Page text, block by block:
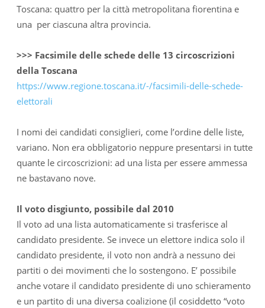
Toscana: quattro per la città metropolitana fiorentina e
una per ciascuna altra provincia.
>>> Facsimile delle schede delle 13 circoscrizioni
della Toscana
https://www.regione.toscana.it/-/facsimili-delle-schede-
elettorali
I nomi dei candidati consiglieri, come l’ordine delle liste,
variano. Non era obbligatorio neppure presentarsi in tutte
quante le circoscrizioni: ad una lista per essere ammessa
ne bastavano nove.
Il voto disgiunto, possibile dal 2010
Il voto ad una lista automaticamente si trasferisce al
candidato presidente. Se invece un elettore indica solo il
candidato presidente, il voto non andrà a nessuno dei
partiti o dei movimenti che lo sostengono. E’ possibile
anche votare il candidato presidente di uno schieramento
e un partito di una diversa coalizione (il cosiddetto “voto